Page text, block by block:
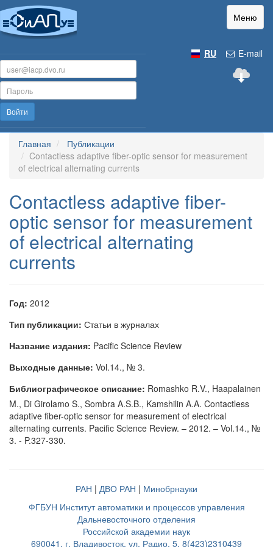
Меню
E-mail
RU
Войти
Главная
Публикации
Contactless adaptive fiber-optic sensor for measurement
of electrical alternating currents
Contactless adaptive fiber-
optic sensor for measurement
of electrical alternating
currents
Год: 2012
Тип публикации: Статьи в журналах
Название издания: Pacific Science Review
Выходные данные: Vol.14., № 3.
Библиографическое описание: Romashko R.V., Haapalainen
M., Di Girolamo S., Sombra A.S.B., Kamshilin A.A. Contactless
adaptive fiber-optic sensor for measurement of electrical
alternating currents. Pacific Science Review. – 2012. – Vol.14., №
3. - P.327-330.
РАН | ДВО РАН | Минобрнауки
ФГБУН Институт автоматики и процессов управления
Дальневосточного отделения
Российской академии наук
690041, г. Владивосток, ул. Радио, 5, 8(423)2310439